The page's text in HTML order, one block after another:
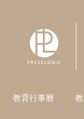
教育行事曆